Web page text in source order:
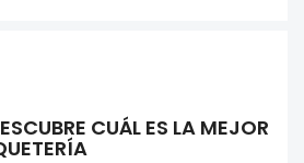
CUÁL ES LA MEJOR